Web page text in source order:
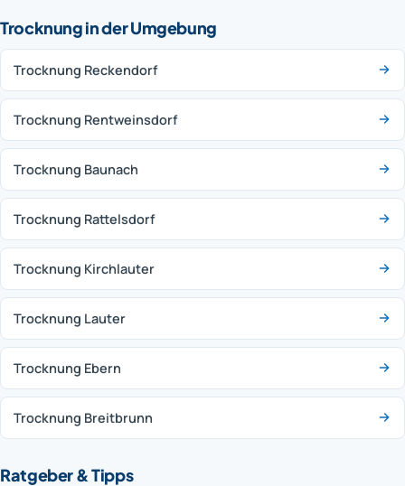
Trocknung in der Umgebung
Trocknung Reckendorf
Trocknung Rentweinsdorf
Trocknung Baunach
Trocknung Rattelsdorf
Trocknung Kirchlauter
Trocknung Lauter
Trocknung Ebern
Trocknung Breitbrunn
Ratgeber & Tipps